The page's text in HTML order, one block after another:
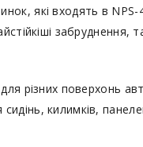
які входять в
забруднення,
різних поверхонь
килимків,